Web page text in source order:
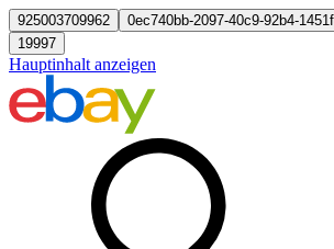
925003709962
0ec740bb-2097-40c9-92b4-
19997
Hauptinhalt anzeigen